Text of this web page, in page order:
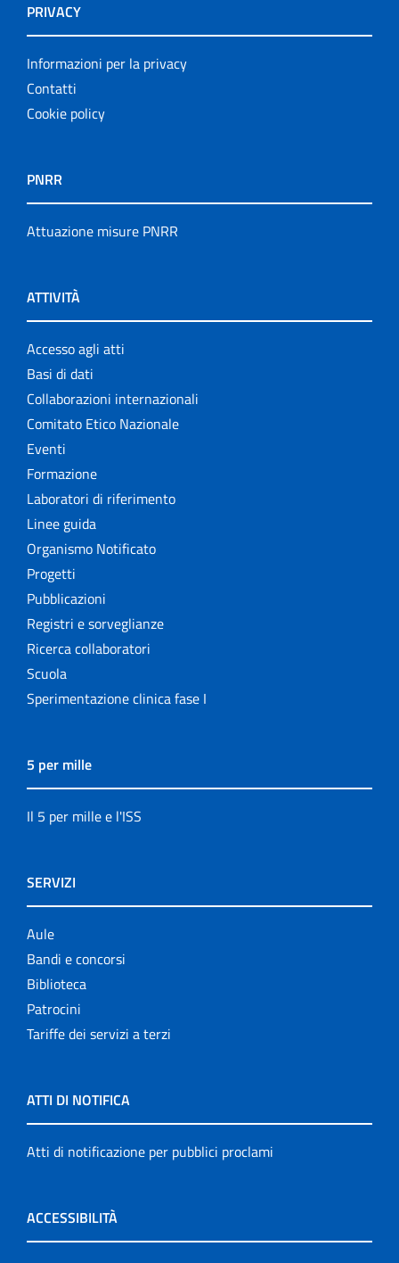
PRIVACY
Informazioni per la privacy
Contatti
Cookie policy
PNRR
Attuazione misure PNRR
ATTIVITÀ
Accesso agli atti
Basi di dati
Collaborazioni internazionali
Comitato Etico Nazionale
Eventi
Formazione
Laboratori di riferimento
Linee guida
Organismo Notificato
Progetti
Pubblicazioni
Registri e sorveglianze
Ricerca collaboratori
Scuola
Sperimentazione clinica fase I
5 per mille
Il 5 per mille e l'ISS
SERVIZI
Aule
Bandi e concorsi
Biblioteca
Patrocini
Tariffe dei servizi a terzi
ATTI DI NOTIFICA
Atti di notificazione per pubblici proclami
ACCESSIBILITÀ